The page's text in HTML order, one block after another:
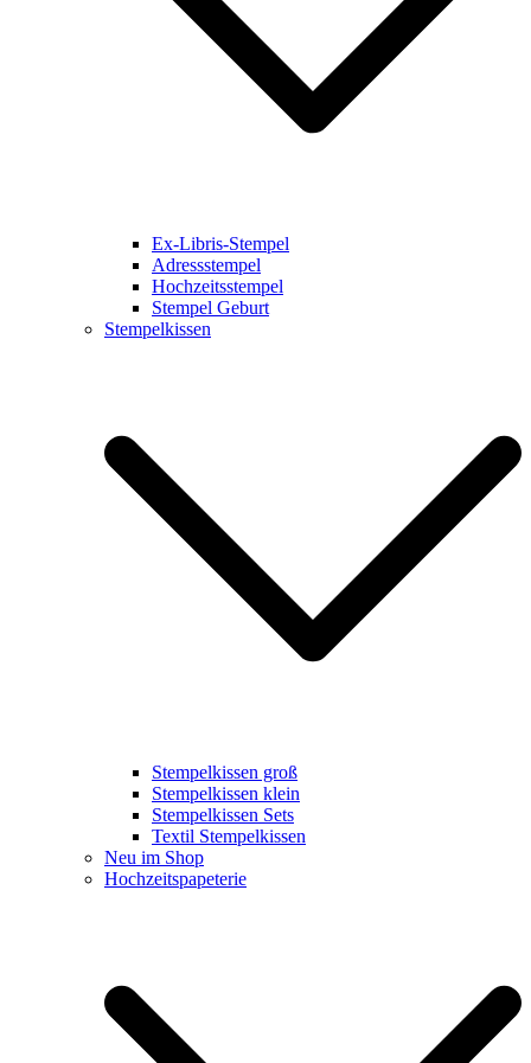
Ex-Libris-Stempel
Adressstempel
Hochzeitsstempel
Stempel Geburt
Stempelkissen
Stempelkissen groß
Stempelkissen klein
Stempelkissen Sets
Textil Stempelkissen
Neu im Shop
Hochzeitspapeterie